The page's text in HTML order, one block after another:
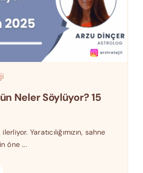
Neler Söylüyor? 15
Yaratıcılığımızın, sahne
öne ...